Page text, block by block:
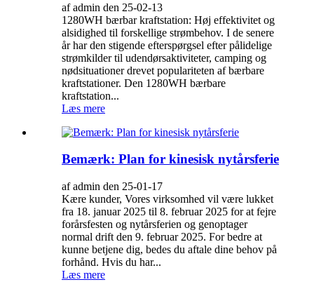
af admin den 25-02-13
1280WH bærbar kraftstation: Høj effektivitet og
alsidighed til forskellige strømbehov. I de senere
år har den stigende efterspørgsel efter pålidelige
strømkilder til udendørsaktiviteter, camping og
nødsituationer drevet populariteten af ​​bærbare
kraftstationer. Den 1280WH bærbare
kraftstation...
Læs mere
Bemærk: Plan for kinesisk nytårsferie
af admin den 25-01-17
Kære kunder, Vores virksomhed vil være lukket
fra 18. januar 2025 til 8. februar 2025 for at fejre
forårsfesten og nytårsferien og genoptager
normal drift den 9. februar 2025. For bedre at
kunne betjene dig, bedes du aftale dine behov på
forhånd. Hvis du har...
Læs mere